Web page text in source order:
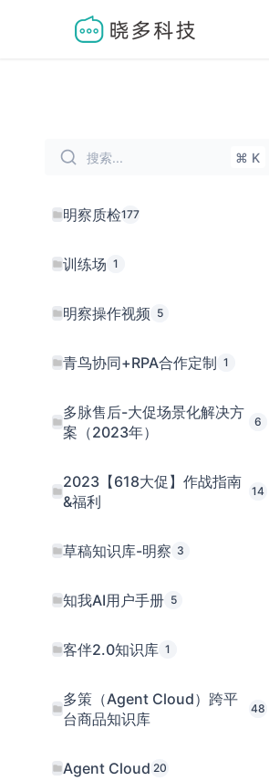
搜索... ⌘ K
明察质检177
训练场 1
明察操作视频 5
青鸟协同+RPA合作定制 1
多脉售后-大促场景化解决方
案（2023年）
6
2023【618大促】作战指南
&福利
14
草稿知识库-明察 3
知我AI用户手册 5
客伴2.0知识库 1
多策（Agent Cloud）跨平
台商品知识库
48
Agent Cloud 20